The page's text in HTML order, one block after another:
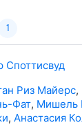
ужасных
Хогг
из Австралии
до
Если этих
расстреляют.
1
Споттисвуд
Риз Майерс,
Фат, Мишель
, Анастасия